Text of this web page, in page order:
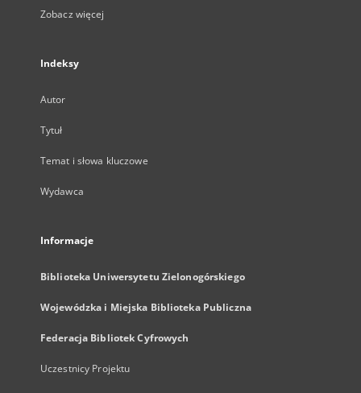
Zobacz więcej
Indeksy
Autor
Tytuł
Temat i słowa kluczowe
Wydawca
Informacje
Biblioteka Uniwersytetu Zielonogórskiego
Wojewódzka i Miejska Biblioteka Publiczna
Federacja Bibliotek Cyfrowych
Uczestnicy Projektu